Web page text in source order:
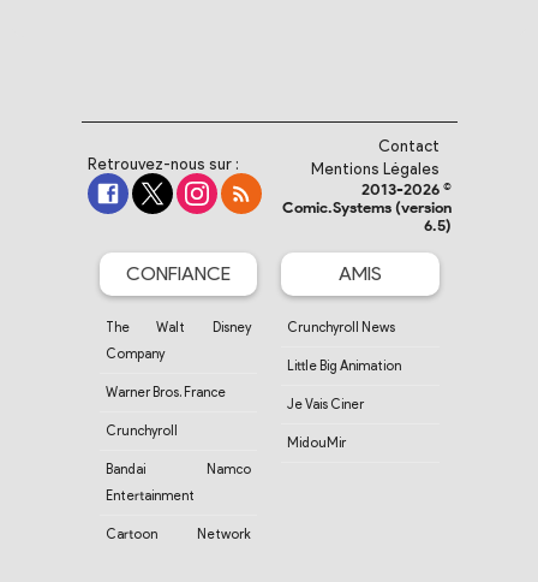
Retrouvez-nous sur :
Contact
Mentions Légales
2013-2026 ©
Comic.Systems (version
6.5)
CONFIANCE
The Walt Disney
Company
Warner Bros. France
Crunchyroll
Bandai Namco
Entertainment
Cartoon Network
AMIS
Crunchyroll News
Little Big Animation
Je Vais Ciner
MidouMir